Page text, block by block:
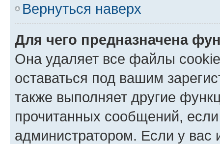
Вернуться наверх
Для чего предназначена
Она удаляет все файлы
оставаться под вашим
также выполняет другие
прочитанных сообщений,
администратором. Если у